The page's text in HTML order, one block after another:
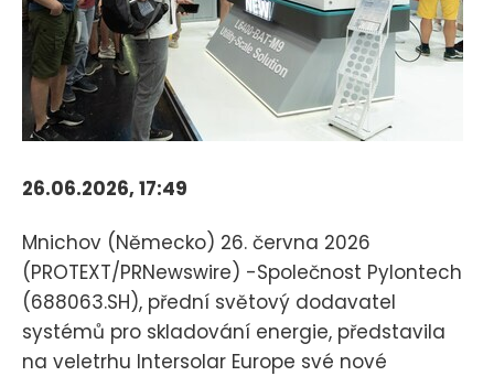
26.06.2026, 17:49
Mnichov (Německo) 26. června 2026
(PROTEXT/PRNewswire) -Společnost Pylontech
(688063.SH), přední světový dodavatel
systémů pro skladování energie, představila
na veletrhu Intersolar Europe své nové